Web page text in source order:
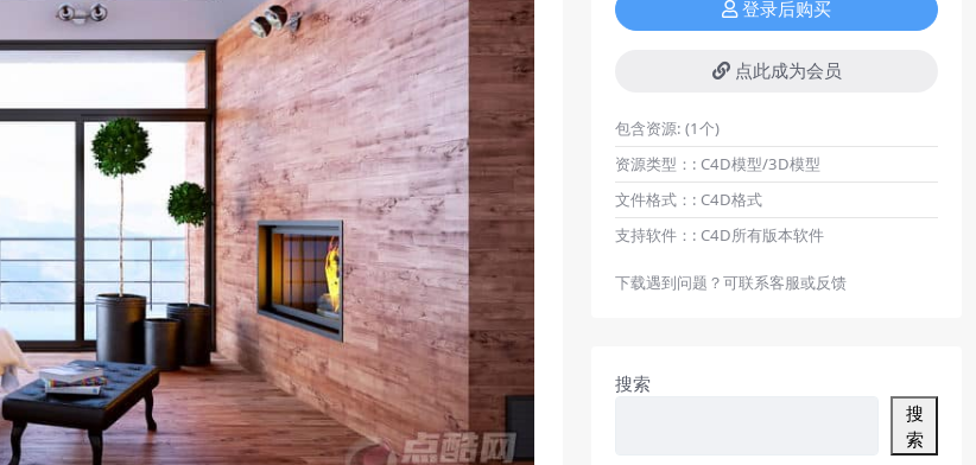
登录后购买
点此成为会员
包含资源: (1个)
资源类型：: C4D模型/3D模型
文件格式：: C4D格式
支持软件：: C4D所有版本软件
下载遇到问题？可联系客服或反馈
搜索
搜
索